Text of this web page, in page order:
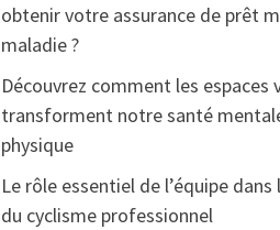
obtenir votre assurance de prêt
maladie ?
Découvrez comment les espaces
transforment notre santé
physique
Le rôle essentiel de l’équipe
du cyclisme professionnel